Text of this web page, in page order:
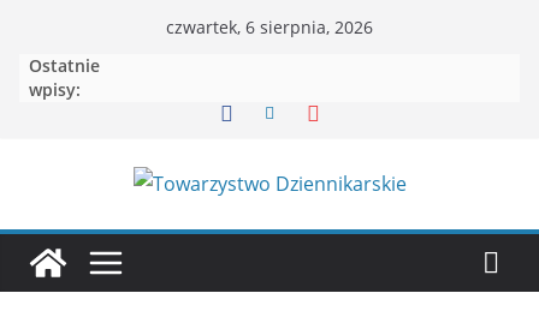
czwartek, 6 sierpnia, 2026
Ostatnie
wpisy: